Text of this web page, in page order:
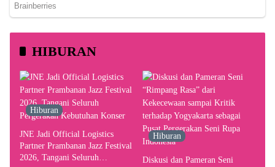
HIBURAN
Hiburan
JNE Jadi Official Logistics
Partner Prambanan Jazz Festival
2026, Tangani Seluruh
Hiburan
Diskusi dan Pameran Seni